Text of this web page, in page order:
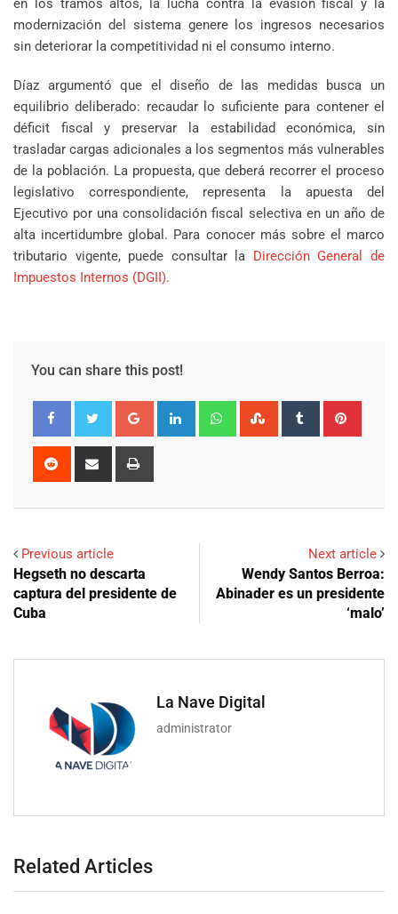
en los tramos altos, la lucha contra la evasión fiscal y la
modernización del sistema genere los ingresos necesarios
sin deteriorar la competitividad ni el consumo interno.
Díaz argumentó que el diseño de las medidas busca un
equilibrio deliberado: recaudar lo suficiente para contener el
déficit fiscal y preservar la estabilidad económica, sin
trasladar cargas adicionales a los segmentos más vulnerables
de la población. La propuesta, que deberá recorrer el proceso
legislativo correspondiente, representa la apuesta del
Ejecutivo por una consolidación fiscal selectiva en un año de
alta incertidumbre global. Para conocer más sobre el marco
tributario vigente, puede consultar la Dirección General de
Impuestos Internos (DGII).
You can share this post!
Google+ LinkedIn WhatsappStumbleUpon
Tumblr
Reddit
Share
Previous article
Hegseth no descarta
captura del presidente de
Cuba
Next article
Wendy Santos Berroa:
Abinader es un presidente
‘malo’
La Nave Digital
administrator
Related Articles